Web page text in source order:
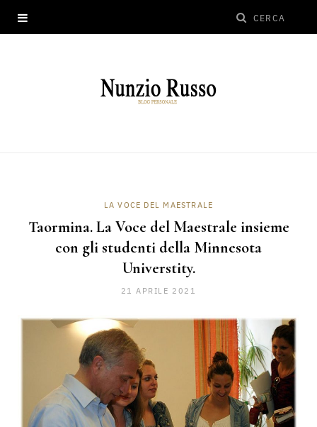
LA VOCE DEL MAESTRALE
Taormina. La Voce del Maestrale insieme
con gli studenti della Minnesota
Universtity.
21 APRILE 2021